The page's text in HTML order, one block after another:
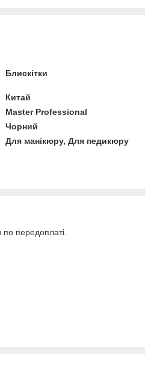
Блискітки
Китай
Master Professional
Чорний
Для манікюру, Для педикюру
по передоплаті.